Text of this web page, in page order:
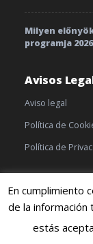
Milyen
programja
Avisos
Aviso legal
Política de
Política de
© 2019
En cumplimiento
de la
estás